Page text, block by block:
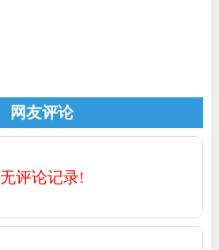
网友评论
无评论记录!